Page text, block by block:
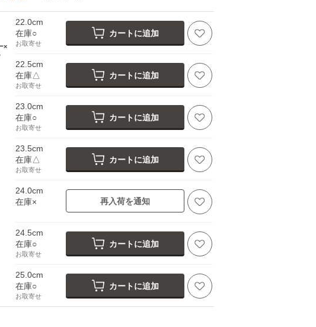
×
22.0cm
在庫○
お取寄せ
カートに追加
22.5cm
在庫△
お取寄せ
カートに追加
23.0cm
在庫○
お取寄せ
カートに追加
23.5cm
在庫△
お取寄せ
カートに追加
24.0cm
在庫×
再入荷を通知
24.5cm
在庫○
お取寄せ
カートに追加
25.0cm
在庫○
お取寄せ
カートに追加